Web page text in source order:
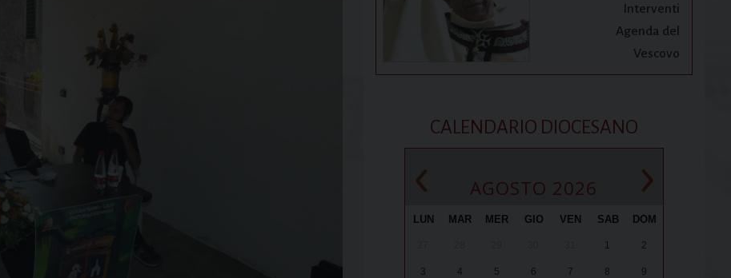
Interventi
Agenda del
Vescovo
CALENDARIO DIOCESANO
‹ AGOSTO 2026 ›
LUN MAR MER GIO VEN SAB DOM
1 2
3 4 5 6 7 8 9